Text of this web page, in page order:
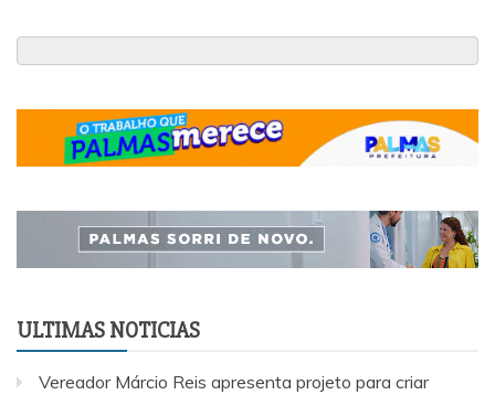
ULTIMAS NOTICIAS
Vereador Márcio Reis apresenta projeto para criar